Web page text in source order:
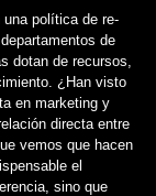
política de re-
de
dotan de recursos,
¿Han visto
en marketing y
directa entre
vemos que hacen
el
sino que